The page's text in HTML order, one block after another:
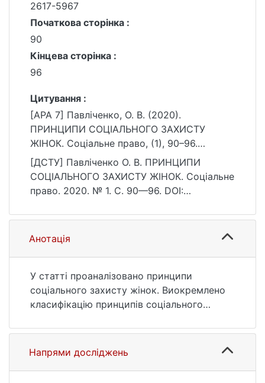
2617-5967
Початкова сторінка :
90
Кінцева сторінка :
96
Цитування :
[APA 7] Павліченко, О. В. (2020).
ПРИНЦИПИ СОЦІАЛЬНОГО ЗАХИСТУ
ЖІНОК. Соціальне право, (1), 90–96.
https://doi.org/10.37440/soclaw.2020.01.15
[ДСТУ] Павліченко О. В. ПРИНЦИПИ
СОЦІАЛЬНОГО ЗАХИСТУ ЖІНОК. Соціальне
право. 2020. № 1. С. 90—96. DOI:
звернення: 25.07.2026).
Анотація
У статті проаналізовано принципи
соціального захисту жінок. Виокремлено
класифікацію принципів соціального
із видів.
Напрями досліджень